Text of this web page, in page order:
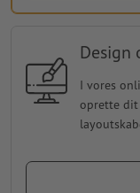
Design
I vores
oprette dit